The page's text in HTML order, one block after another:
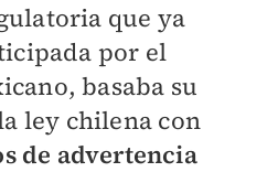
que ya
por el
basaba su
ley chilena con
de advertencia